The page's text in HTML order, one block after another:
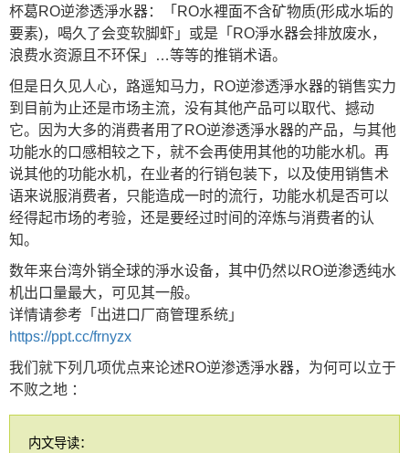
杯葛RO逆渗透淨水器：「RO水裡面不含矿物质(形成水垢的
要素)，喝久了会变软脚虾」或是「RO淨水器会排放废水，
浪费水资源且不环保」…等等的推销术语。
但是日久见人心，路遥知马力，RO逆渗透淨水器的销售实力
到目前为止还是市场主流，没有其他产品可以取代、撼动
它。因为大多的消费者用了RO逆渗透淨水器的产品，与其他
功能水的口感相较之下，就不会再使用其他的功能水机。再
说其他的功能水机，在业者的行销包装下，以及使用销售术
语来说服消费者，只能造成一时的流行，功能水机是否可以
经得起市场的考验，还是要经过时间的淬炼与消费者的认
知。
数年来台湾外销全球的淨水设备，其中仍然以RO逆渗透纯水
机出口量最大，可见其一般。
详情请参考「出进口厂商管理系统」
https://ppt.cc/frnyzx
我们就下列几项优点来论述RO逆渗透淨水器，为何可以立于
不败之地 ：
内文导读：